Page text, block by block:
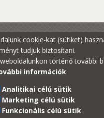
cookie-kat (sütiket)
tudjuk biztosítani.
történő további
információk
Analitikai célú sütik
Marketing célú sütik
Funkcionális célú sütik